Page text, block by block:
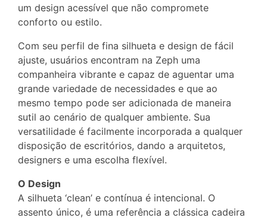
um design acessível que não compromete
conforto ou estilo.
Com seu perfil de fina silhueta e design de fácil
ajuste, usuários encontram na Zeph uma
companheira vibrante e capaz de aguentar uma
grande variedade de necessidades e que ao
mesmo tempo pode ser adicionada de maneira
sutil ao cenário de qualquer ambiente. Sua
versatilidade é facilmente incorporada a qualquer
disposição de escritórios, dando a arquitetos,
designers e uma escolha flexível.
O Design
A silhueta ‘clean’ e contínua é intencional. O
assento único, é uma referência a clássica cadeira